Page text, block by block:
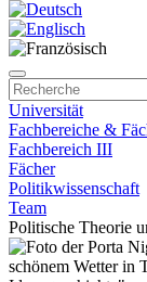
Universität
Fachbereiche &
Fachbereich III
Fächer
Politikwissenschaft
Team
Politische Theorie